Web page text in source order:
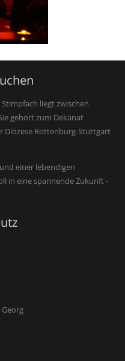
liegt zwischen
gehört zum Dekanat
Diözese Rottenburg-Stuttgart
einer lebendigen
in eine spannende Zukunft -